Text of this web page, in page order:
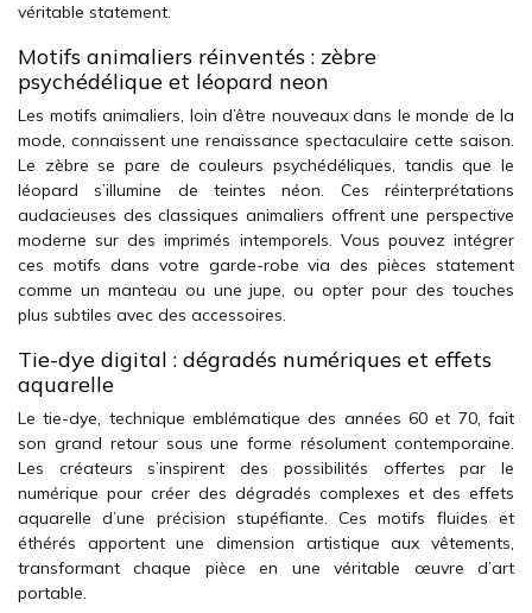
véritable statement.
Motifs animaliers réinventés : zèbre
psychédélique et léopard neon
Les motifs animaliers, loin d’être nouveaux dans le monde de la
mode, connaissent une renaissance spectaculaire cette saison.
Le zèbre se pare de couleurs psychédéliques, tandis que le
léopard s’illumine de teintes néon. Ces réinterprétations
audacieuses des classiques animaliers offrent une perspective
moderne sur des imprimés intemporels. Vous pouvez intégrer
ces motifs dans votre garde-robe via des pièces statement
comme un manteau ou une jupe, ou opter pour des touches
plus subtiles avec des accessoires.
Tie-dye digital : dégradés numériques et effets
aquarelle
Le tie-dye, technique emblématique des années 60 et 70, fait
son grand retour sous une forme résolument contemporaine.
Les créateurs s’inspirent des possibilités offertes par le
numérique pour créer des dégradés complexes et des effets
aquarelle d’une précision stupéfiante. Ces motifs fluides et
éthérés apportent une dimension artistique aux vêtements,
transformant chaque pièce en une véritable œuvre d’art
portable.